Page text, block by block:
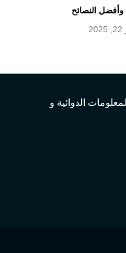
وأفضل النصائح
الدوائية و